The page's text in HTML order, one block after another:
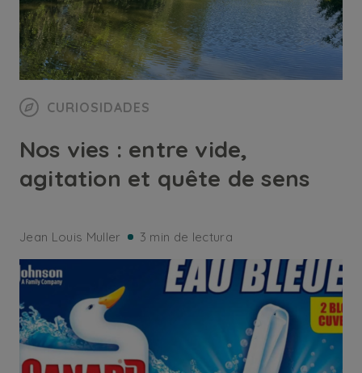
CURIOSIDADES
Nos vies : entre vide,
agitation et quête de sens
Jean Louis Muller 3 min de lectura